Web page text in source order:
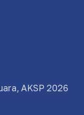
AKSP 2026